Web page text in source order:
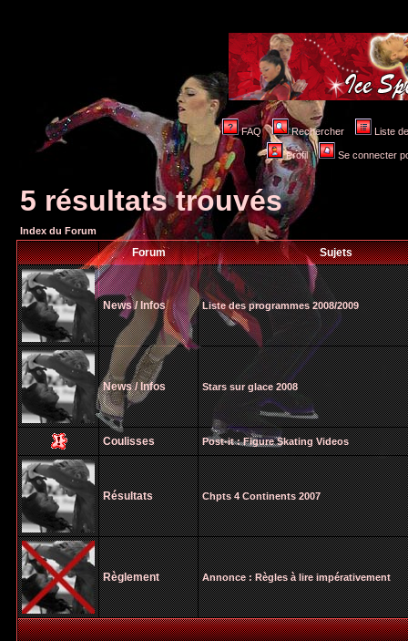
FAQ Rechercher Liste
Profil Se connecter
5 résultats trouvés
Index du Forum
Forum Sujets
News / Infos Liste des programmes 2008/2009
News / Infos Stars sur glace 2008
Coulisses Post-it : Figure Skating Videos
Résultats Chpts 4 Continents 2007
Règlement Annonce : Règles à lire impérativement